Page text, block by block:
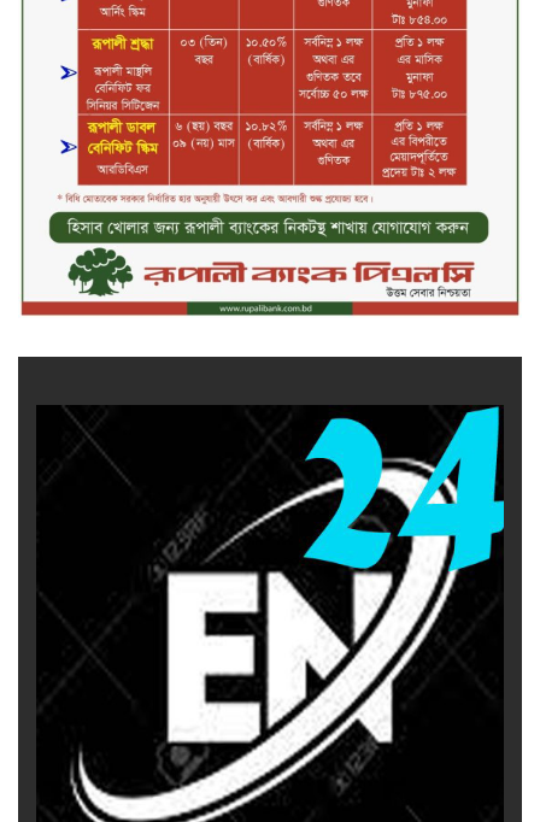
ব্যাংকিং খাত স্থিতিশীল করতে ১৮ মাসের
পরিকল্পনা কেন্দ্রীয় ব্যাংকের